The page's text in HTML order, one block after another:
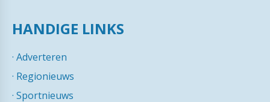
HANDIGE LINKS
· Adverteren
· Regionieuws
· Sportnieuws